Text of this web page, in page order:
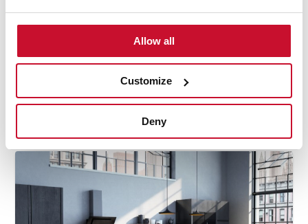
Allow all
Customize
Deny
ale připomíná, že velké příběhy nikdy nekončí.
Nejnovější inspirace